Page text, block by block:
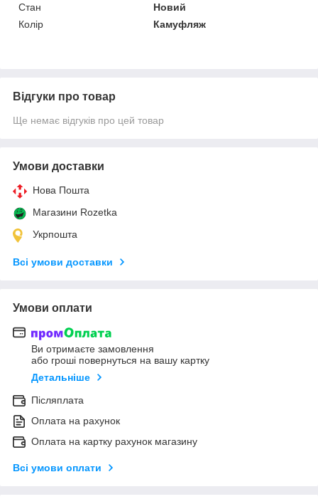
Стан
Новий
Колір
Камуфляж
Відгуки про товар
Ще немає відгуків про цей товар
Умови доставки
Нова Пошта
Магазини Rozetka
Укрпошта
Всі умови доставки
Умови оплати
Ви отримаєте замовлення
або гроші повернуться на вашу картку
Детальніше
Післяплата
Оплата на рахунок
Оплата на картку рахунок магазину
Всі умови оплати